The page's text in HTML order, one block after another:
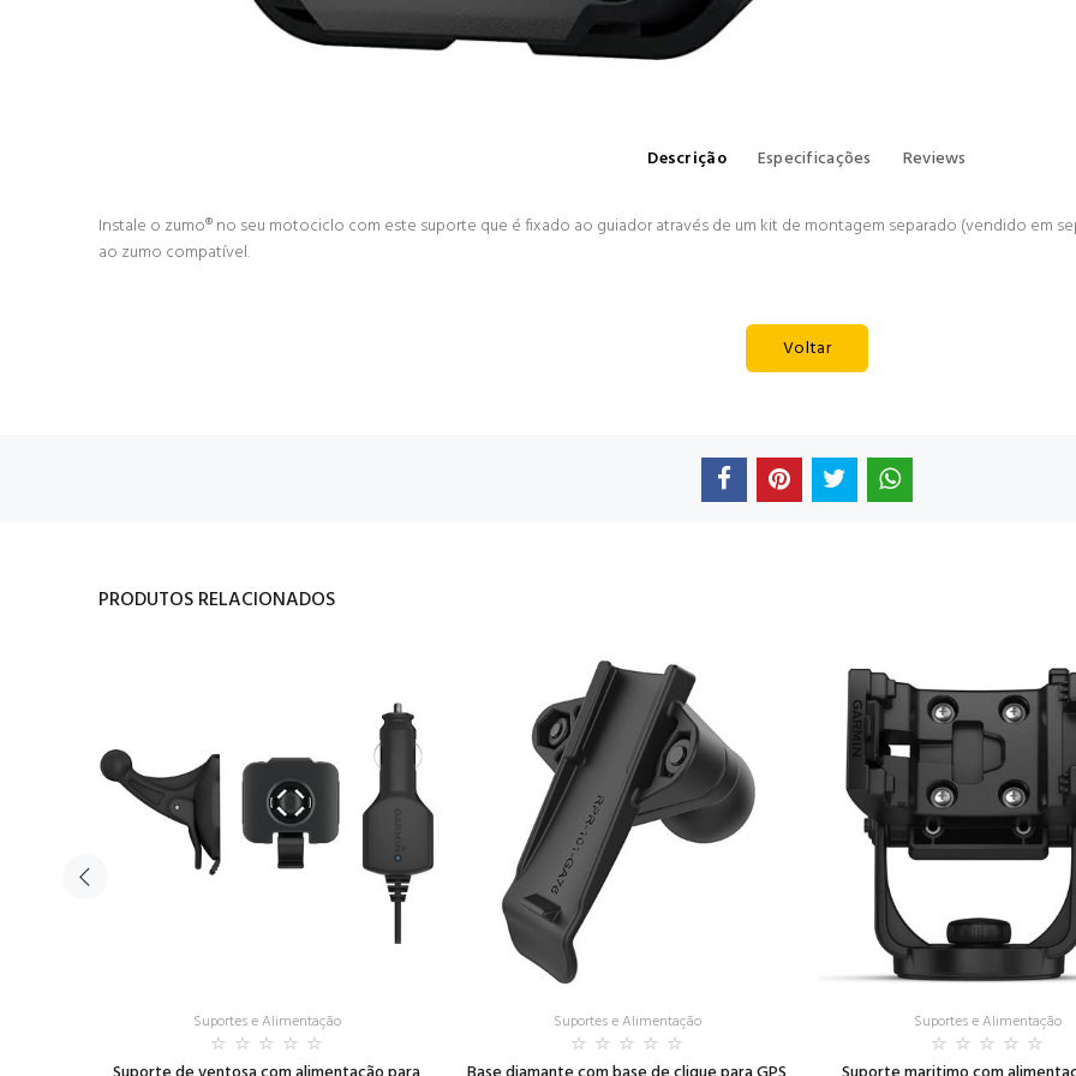
Descrição Especificações Reviews
Instale o zumo® no seu motociclo com este suporte que é fixado ao guiador através de um kit de montagem separado (vendido em
ao zumo compatível.
Voltar
PRODUTOS RELACIONADOS
Suportes e Alimentação Suportes e Alimentação Suportes e Alimentação